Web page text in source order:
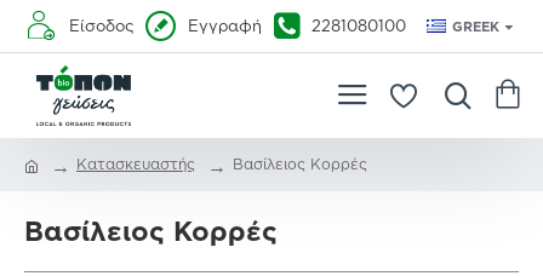
Είσοδος Εγγραφή 2281080100 GREEK
Κατασκευαστής Βασίλειος Κορρές
Βασίλειος Κορρές